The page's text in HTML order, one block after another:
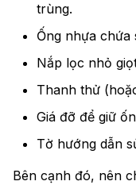
trùng.
Ống nhựa chứa
Nắp lọc nhỏ
Thanh thử
Giá đỡ để giữ
Tờ hướng dẫn
Bên cạnh đó, nên